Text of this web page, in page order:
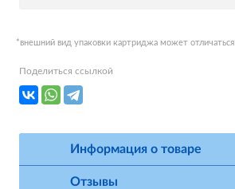
*внешний вид упаковки картриджа может отличаться
Поделиться ссылкой
Информация о товаре
Отзывы